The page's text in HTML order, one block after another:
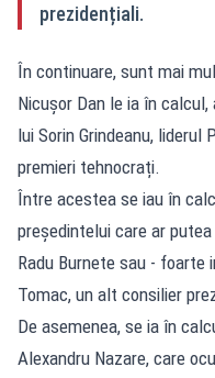
prezidențiali.
În continuare, sunt mai
Nicușor Dan le ia în
lui Sorin Grindeanu, liderul
premieri tehnocrați.
Între acestea se iau în
președintelui care ar
Radu Burnete sau - foarte
Tomac, un alt consilier
De asemenea, se ia în
Alexandru Nazare, care